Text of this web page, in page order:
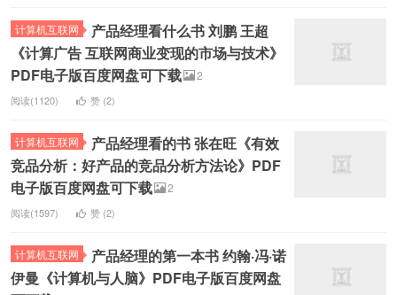
计算机互联网
产品经理看什么书 刘鹏 王超
《计算广告 互联网商业变现的市场与技术》
PDF电子版百度网盘可下载
2
阅读(1120) 赞 (2)
计算机互联网
产品经理看的书 张在旺《有效
竞品分析：好产品的竞品分析方法论》PDF
电子版百度网盘可下载
2
阅读(1597) 赞 (2)
计算机互联网
产品经理的第一本书 约翰·冯·诺
伊曼《计算机与人脑》PDF电子版百度网盘